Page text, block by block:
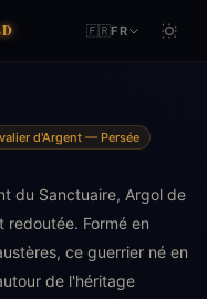
🇫🇷FR
d'Argent — Persée
du Sanctuaire, Argol de
redoutée. Formé en
ce guerrier né en
de l'héritage